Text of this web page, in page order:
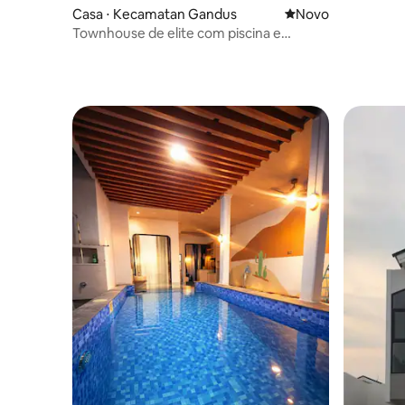
Casa ⋅ Kecamatan Gandus Novo lugar para
Novo
Townhouse de elite com piscina e